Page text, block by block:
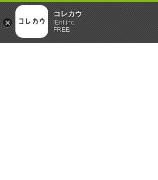
コレカウ
iEnt inc.
FREE